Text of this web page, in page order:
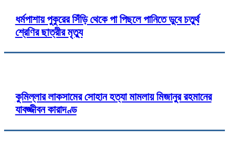
ধর্মপাশায় পুকুরের সিঁড়ি থেকে পা পিছলে পানিতে ডুবে চতুর্থ
শ্রেণির ছাত্রীর মৃত্যু
কুমিল্লার লাকসামের সোহান হত্যা মামলায় মিজানুর রহমানের
যাবজ্জীবন কারাদণ্ড